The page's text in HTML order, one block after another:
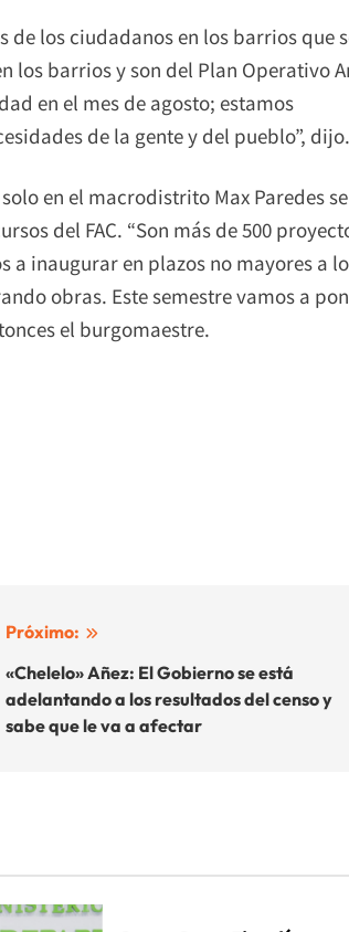
de los ciudadanos en los barrios que
los barrios y son del Plan Operativo
en el mes de agosto; estamos
de la gente y del pueblo”, dijo.
en el macrodistrito Max Paredes se
del FAC. “Son más de 500
a inaugurar en plazos no mayores a
obras. Este semestre vamos a
el burgomaestre.
Próximo:
«Chelelo» Añez: El Gobierno se está
adelantando a los resultados del censo y
sabe que le va a afectar